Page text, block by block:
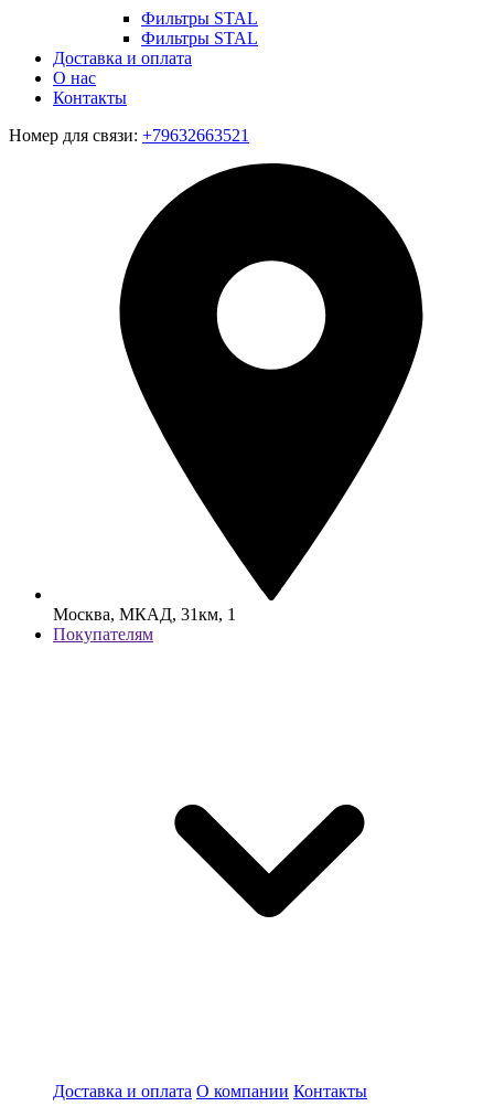
Фильтры STAL
Фильтры STAL
Доставка и оплата
О нас
Контакты
Номер для связи: +79632663521
Москва, МКАД, 31км, 1
Покупателям
Доставка и оплата О компании Контакты